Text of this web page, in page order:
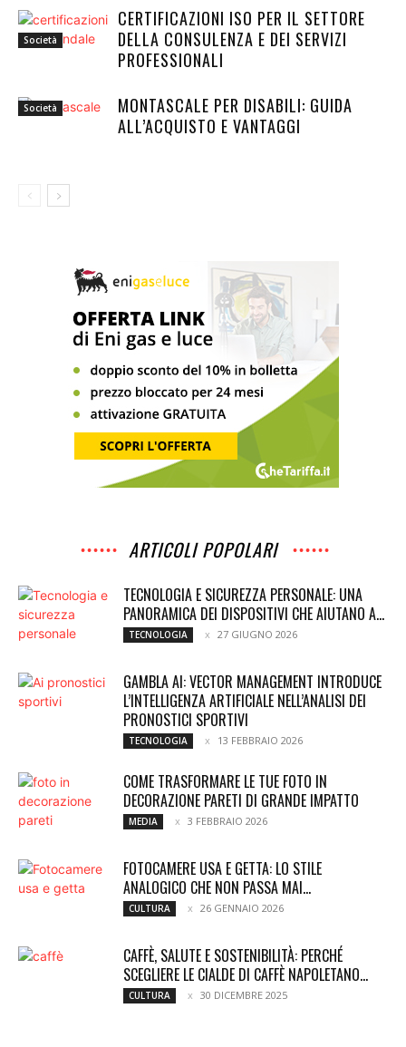
Società
CERTIFICAZIONI ISO PER IL SETTORE
DELLA CONSULENZA E DEI SERVIZI
PROFESSIONALI
Società
MONTASCALE PER DISABILI: GUIDA
ALL’ACQUISTO E VANTAGGI
ARTICOLI POPOLARI
TECNOLOGIA E SICUREZZA PERSONALE: UNA
PANORAMICA DEI DISPOSITIVI CHE AIUTANO A...
TECNOLOGIA 27 GIUGNO 2026
GAMBLA AI: VECTOR MANAGEMENT INTRODUCE
L’INTELLIGENZA ARTIFICIALE NELL’ANALISI DEI
PRONOSTICI SPORTIVI
TECNOLOGIA 13 FEBBRAIO 2026
COME TRASFORMARE LE TUE FOTO IN
DECORAZIONE PARETI DI GRANDE IMPATTO
MEDIA 3 FEBBRAIO 2026
FOTOCAMERE USA E GETTA: LO STILE
ANALOGICO CHE NON PASSA MAI...
CULTURA 26 GENNAIO 2026
CAFFÈ, SALUTE E SOSTENIBILITÀ: PERCHÉ
SCEGLIERE LE CIALDE DI CAFFÈ NAPOLETANO...
CULTURA 30 DICEMBRE 2025